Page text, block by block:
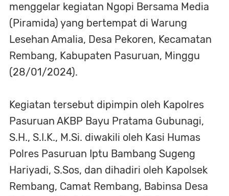
menggelar kegiatan Ngopi Bersama Media
(Piramida) yang bertempat di Warung
Lesehan Amalia, Desa Pekoren, Kecamatan
Rembang, Kabupaten Pasuruan, Minggu
(28/01/2024).
Kegiatan tersebut dipimpin oleh Kapolres
Pasuruan AKBP Bayu Pratama Gubunagi,
S.H., S.I.K., M.Si. diwakili oleh Kasi Humas
Polres Pasuruan Iptu Bambang Sugeng
Hariyadi, S.Sos, dan dihadiri oleh Kapolsek
Rembang, Camat Rembang, Babinsa Desa